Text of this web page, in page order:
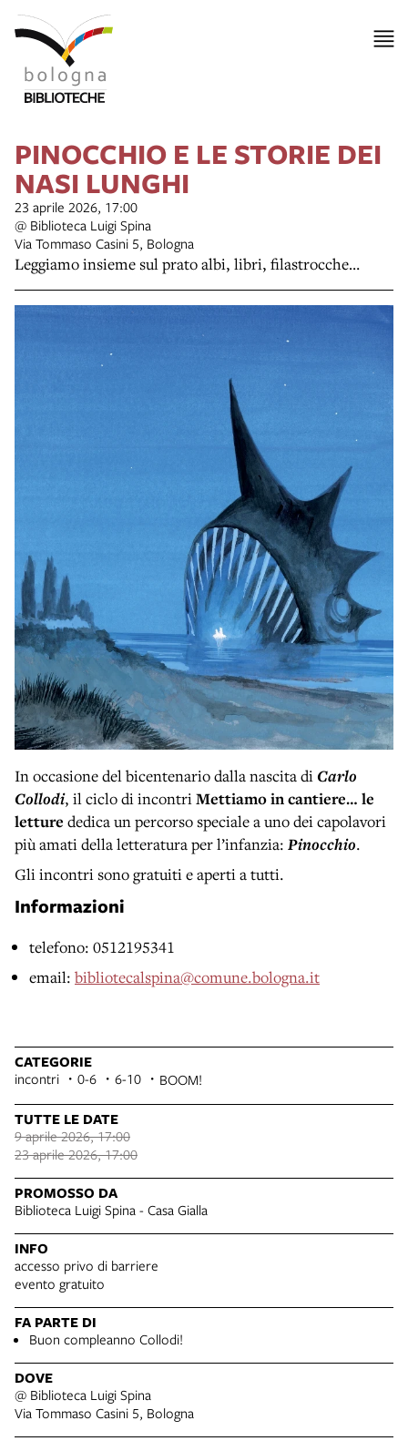
PINOCCHIO E LE STORIE DEI
NASI LUNGHI
23 aprile 2026, 17:00
@ Biblioteca Luigi Spina
Via Tommaso Casini 5, Bologna
Leggiamo insieme sul prato albi, libri, filastrocche…
In occasione del bicentenario dalla nascita di Carlo
Collodi, il ciclo di incontriMettiamo in cantiere… le
letture dedica un percorso speciale a uno dei capolavori
più amati della letteratura per l’infanzia: Pinocchio.
Gli incontri sono gratuiti e aperti a tutti.
Informazioni
telefono: 0512195341
email: bibliotecalspina@comune.bologna.it
CATEGORIE
incontri 0-6 6-10 BOOM!
TUTTE LE DATE
9 aprile 2026, 17:00
23 aprile 2026, 17:00
PROMOSSO DA
Biblioteca Luigi Spina - Casa Gialla
INFO
accesso privo di barriere
evento gratuito
FA PARTE DI
Buon compleanno Collodi!
DOVE
@ Biblioteca Luigi Spina
Via Tommaso Casini 5, Bologna